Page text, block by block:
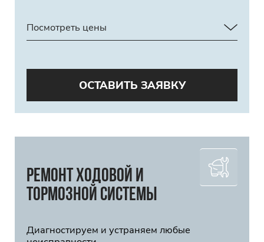
Посмотреть цены
ОСТАВИТЬ ЗАЯВКУ
Ремонт ходовой и
тормозной системы
Диагностируем и устраняем любые